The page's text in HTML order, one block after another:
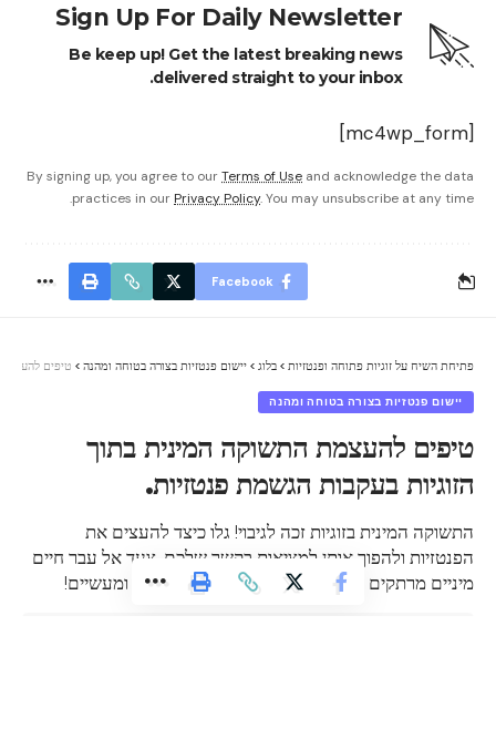
Sign Up For Daily Newsletter
Be keep up! Get the latest breaking news
delivered straight to your inbox.
[mc4wp_form]
By signing up, you agree to ourTerms of Use and acknowledge the data
practices in our Privacy Policy. You may unsubscribe at any time.
Facebook
פתיחת השיח על זוגיות פתוחה ופנטזיות > בלוג > יישום פנטזיות בצורה בטוחה ומהנה > טיפים
יישום פנטזיות בצורה בטוחה ומהנה
טיפים להעצמת התשוקה המינית בתוך
הזוגיות בעקבות הגשמת פנטזיות.
התשוקה המינית בזוגיות זכה לגיבוי! גלו כיצד להעצים את
הפנטזיות ולהפוך אותן למציאות בקשר שלכם. צעד אל עבר חיים
מיניים מרתקים ומרעננים יותר עם טיפים חשובים ומעשיים!